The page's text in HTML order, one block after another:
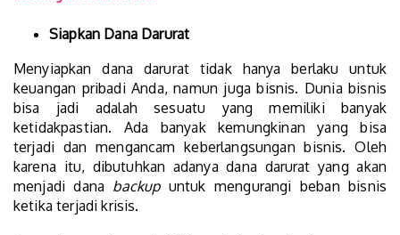
Siapkan Dana Darurat
Menyiapkan dana darurat tidak hanya berlaku untuk
keuangan pribadi Anda, namun juga bisnis. Dunia bisnis
bisa jadi adalah sesuatu yang memiliki banyak
ketidakpastian. Ada banyak kemungkinan yang bisa
terjadi dan mengancam keberlangsungan bisnis. Oleh
karena itu, dibutuhkan adanya dana darurat yang akan
menjadi dana backup untuk mengurangi beban bisnis
ketika terjadi krisis.